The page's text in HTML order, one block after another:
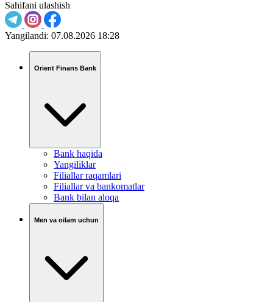
Sahifani ulashish
Yangilandi: 07.08.2026 18:28
Orient Finans Bank
Bank haqida
Yangiliklar
Filiallar raqamlari
Filiallar va bankomatlar
Bank bilan aloqa
Men va oilam uchun